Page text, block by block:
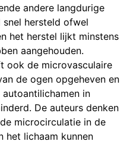
andere langdurige
hersteld ofwel
het herstel lijkt minstens
aangehouden.
ook de microvasculaire
de ogen opgeheven en
in
De auteurs denken
microcirculatie in de
het lichaam kunnen